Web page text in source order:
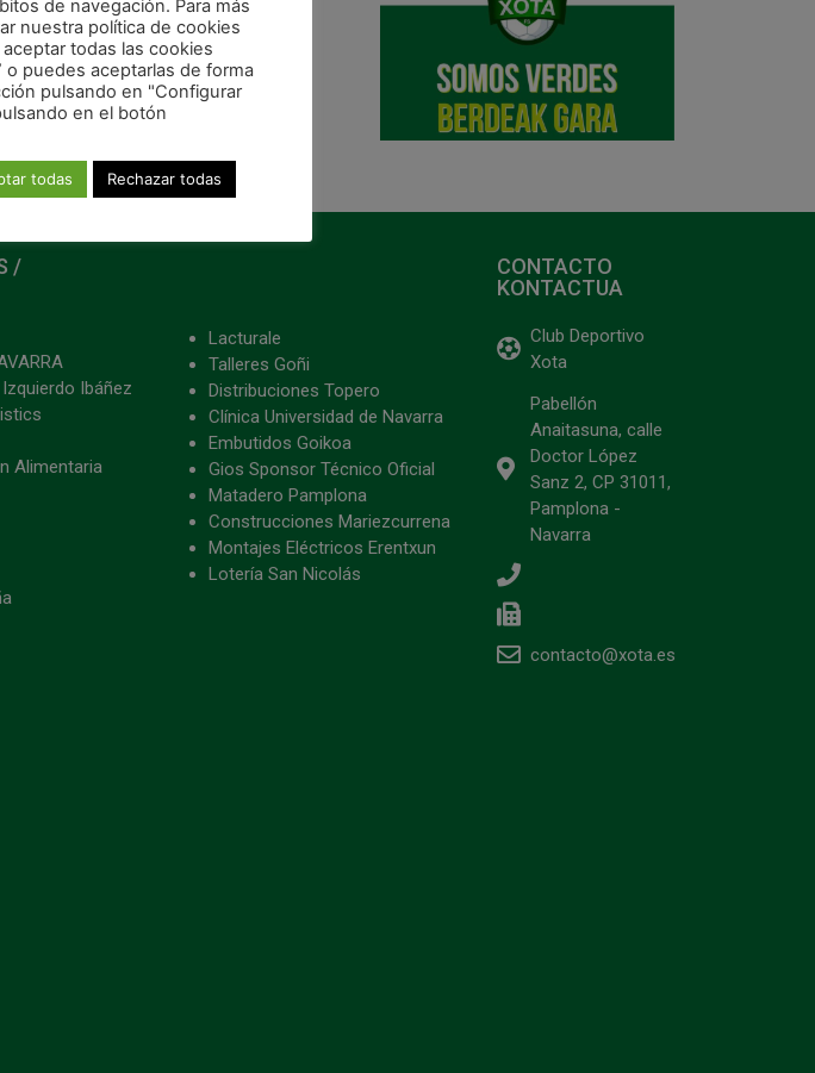
/
Ibáñez
Alimentaria
Lacturale
Talleres Goñi
Distribuciones Topero
Clínica Universidad de Navarra
Embutidos Goikoa
Gios Sponsor Técnico Oficial
Matadero Pamplona
Construcciones Mariezcurrena
Montajes Eléctricos Erentxun
Lotería San Nicolás
CONTACTO
KONTACTUA
Club Deportivo
Xota
Pabellón
Anaitasuna, calle
Doctor López
Sanz 2, CP 31011,
Pamplona -
Navarra
contacto@xota.es
de navegación. Para más
nuestra política de cookies
todas las cookies
o puedes aceptarlas de forma
pulsando en "Configurar
en el botón
todas Rechazar todas